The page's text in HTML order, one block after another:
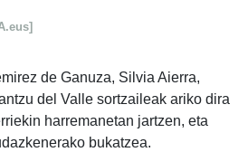
de Ganuza, Silvia Aierra,
del Valle sortzaileak ariko dira
harremanetan jartzen, eta
bukatzea.